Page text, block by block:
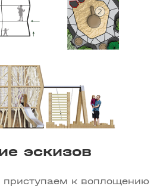
эскизов
к воплощению